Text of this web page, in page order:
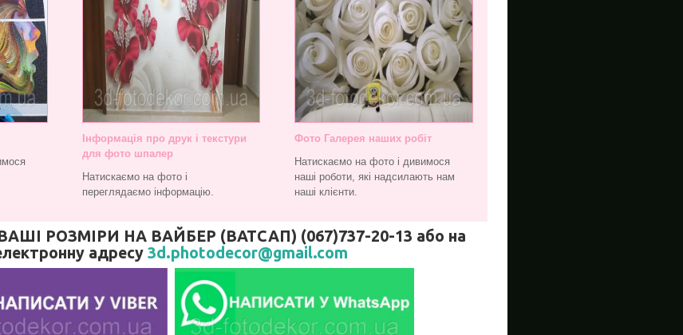
Інформація про друк і текстури
для фото шпалер
Натискаємо на фото і
переглядаємо інформацію.
Фото Галерея наших робіт
Натискаємо на фото і дивимося
наші роботи, які надсилають нам
наші клієнти.
РОЗМІРИ НА ВАЙБЕР (ВАТСАП) (067)737-20-13 або на
адресу 3d.photodecor@gmail.com